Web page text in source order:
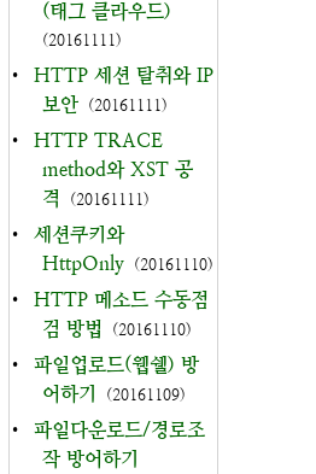
(태그 클라우드)
(20161111)
•
HTTP 세션 탈취와 IP
보안 (20161111)
•
HTTP TRACE
method와 XST 공
격
(20161111)
•
세션쿠키와
HttpOnly (20161110)
•
HTTP 메소드 수동점
검 방법
(20161110)
•
파일업로드(웹쉘) 방
어하기
(20161109)
•
파일다운로드/경로조
작 방어하기